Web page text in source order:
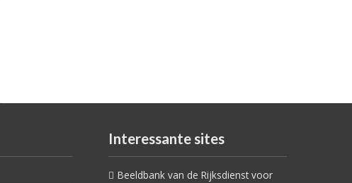
Interessante sites
Beeldbank van de Rijksdienst voor